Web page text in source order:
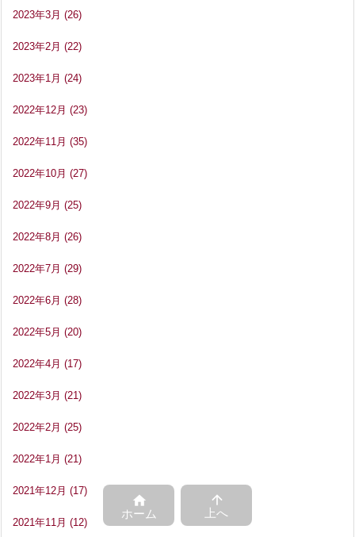
2023年3月 (26)
2023年2月 (22)
2023年1月 (24)
2022年12月 (23)
2022年11月 (35)
2022年10月 (27)
2022年9月 (25)
2022年8月 (26)
2022年7月 (29)
2022年6月 (28)
2022年5月 (20)
2022年4月 (17)
2022年3月 (21)
2022年2月 (25)
2022年1月 (21)
2021年12月 (17)
2021年11月 (12)

ホーム

上へ